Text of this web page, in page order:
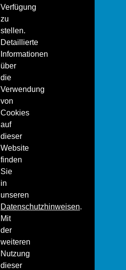
Verfügung
zu
stellen.
Detaillierte
Informationen
über
die
Verwendung
von
Cookies
auf
dieser
Website
finden
Sie
in
unseren
Datenschutzhinweisen.
Mit
der
weiteren
Nutzung
dieser